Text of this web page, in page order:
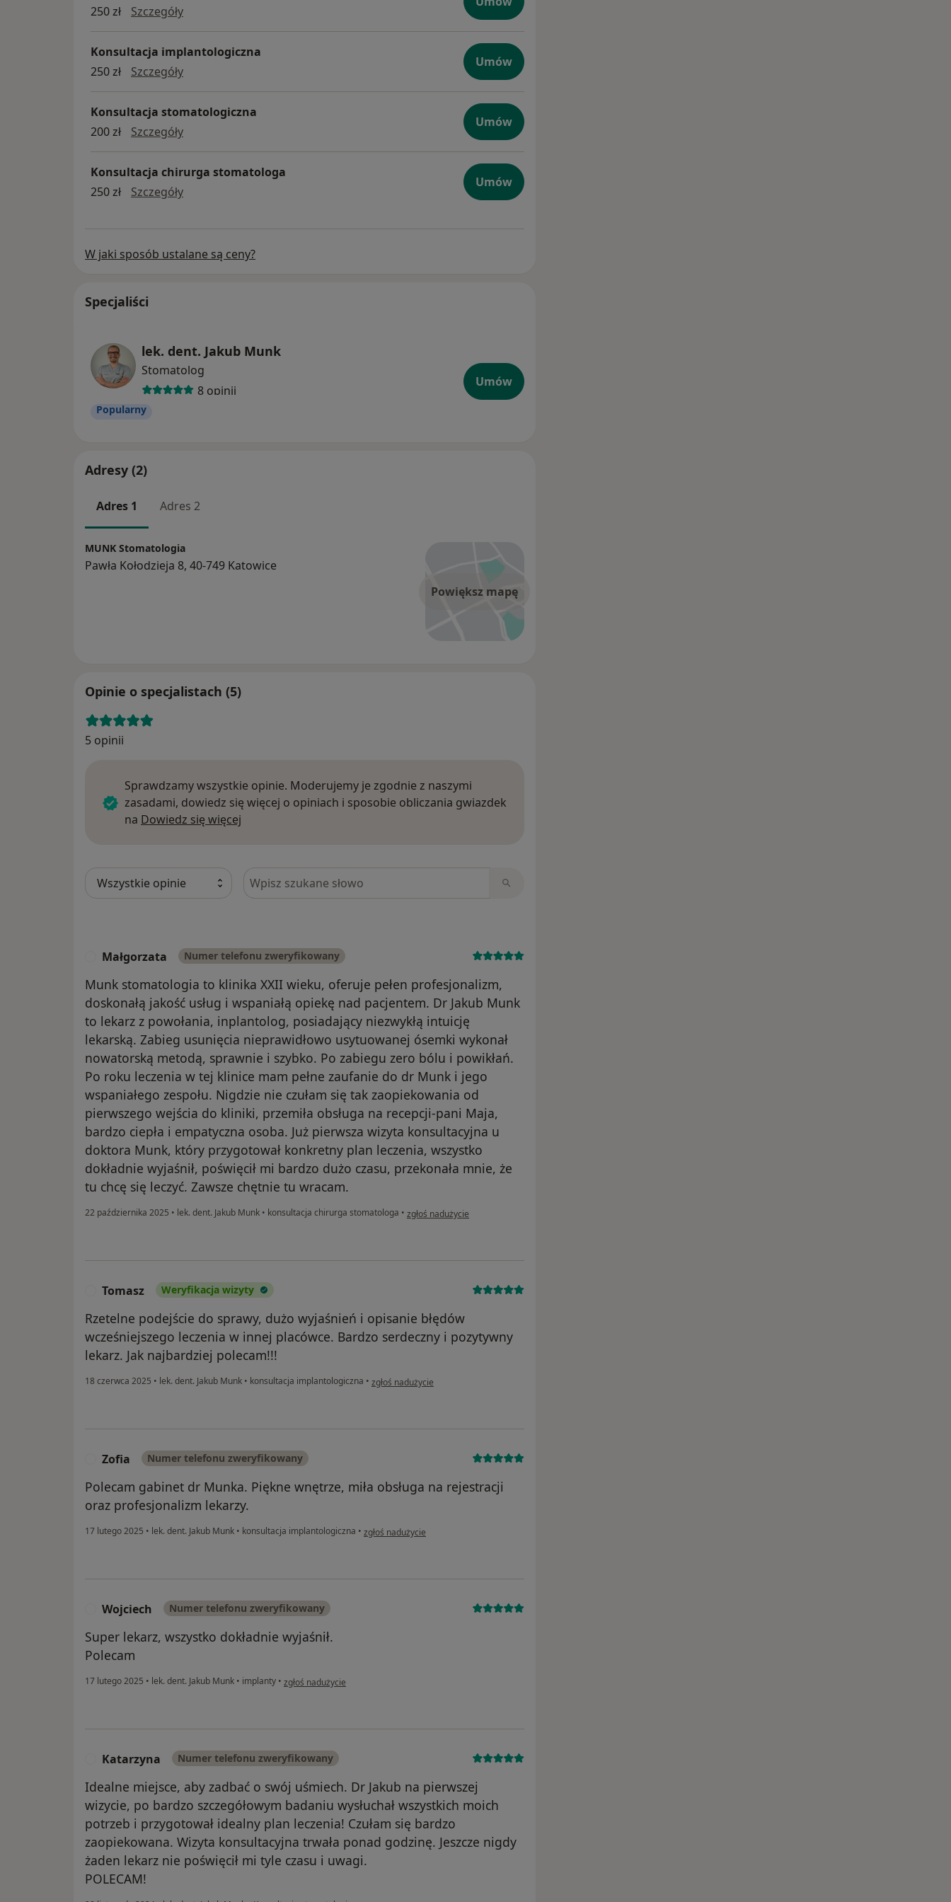
250 zł
Szczegółyimplanty
Konsultacja implantologiczna
250 zł
Szczegółykonsultacja implantologiczna
Umów
Konsultacja stomatologiczna
200 zł
SzczegółyKonsultacja stomatologiczna
Umów
Konsultacja chirurga stomatologa
250 zł
Szczegółykonsultacja chirurga stomatologa
Umów
W jaki sposób ustalane są ceny?
Specjaliści
lek. dent. Jakub Munk
Stomatolog
8 opinii
Popularny
Umów
Adresy (2)
Adres 1 Adres 2
Powiększ mapę
MUNK Stomatologia
Pawła Kołodzieja 8, 40-749 Katowice
Opinie o specjalistach (5)
5 opinii
Sprawdzamy wszystkie opinie. Moderujemy je zgodnie z naszymi
zasadami, dowiedz się więcej o opiniach i sposobie obliczania gwiazdek
na Dowiedz się więcej
Szukaj w opiniach
Małgorzata Numer telefonu zweryfikowany
Munk stomatologia to klinika XXII wieku, oferuje pełen profesjonalizm,
doskonałą jakość usług i wspaniałą opiekę nad pacjentem. Dr Jakub Munk
to lekarz z powołania, inplantolog, posiadający niezwykłą intuicję
lekarską. Zabieg usunięcia nieprawidłowo usytuowanej ósemki wykonał
nowatorską metodą, sprawnie i szybko. Po zabiegu zero bólu i powikłań.
Po roku leczenia w tej klinice mam pełne zaufanie do dr Munk i jego
wspaniałego zespołu. Nigdzie nie czułam się tak zaopiekowania od
pierwszego wejścia do kliniki, przemiła obsługa na recepcji-pani Maja,
bardzo ciepła i empatyczna osoba. Już pierwsza wizyta konsultacyjna u
doktora Munk, który przygotował konkretny plan leczenia, wszystko
dokładnie wyjaśnił, poświęcił mi bardzo dużo czasu, przekonała mnie, że
tu chcę się leczyć. Zawsze chętnie tu wracam.
22 października 2025 • lek. dent. Jakub Munk • konsultacja chirurga stomatologa • w opinii użytkownika Małgorzata
zgłoś nadużycie
Tomasz Weryfikacja wizyty
Rzetelne podejście do sprawy, dużo wyjaśnień i opisanie błędów
wcześniejszego leczenia w innej placówce. Bardzo serdeczny i pozytywny
lekarz. Jak najbardziej polecam!!!
18 czerwca 2025 • lek. dent. Jakub Munk • konsultacja implantologiczna • w opinii użytkownika Tomasz
zgłoś nadużycie
Zofia Numer telefonu zweryfikowany
Polecam gabinet dr Munka. Piękne wnętrze, miła obsługa na rejestracji
oraz profesjonalizm lekarzy.
17 lutego 2025 • lek. dent. Jakub Munk • konsultacja implantologiczna • w opinii użytkownika Zofia
zgłoś nadużycie
Wojciech Numer telefonu zweryfikowany
Super lekarz, wszystko dokładnie wyjaśnił.
Polecam
17 lutego 2025 • lek. dent. Jakub Munk • implanty • w opinii użytkownika Wojciech
zgłoś nadużycie
Katarzyna Numer telefonu zweryfikowany
Idealne miejsce, aby zadbać o swój uśmiech. Dr Jakub na pierwszej
wizycie, po bardzo szczegółowym badaniu wysłuchał wszystkich moich
potrzeb i przygotował idealny plan leczenia! Czułam się bardzo
zaopiekowana. Wizyta konsultacyjna trwała ponad godzinę. Jeszcze nigdy
żaden lekarz nie poświęcił mi tyle czasu i uwagi.
POLECAM!